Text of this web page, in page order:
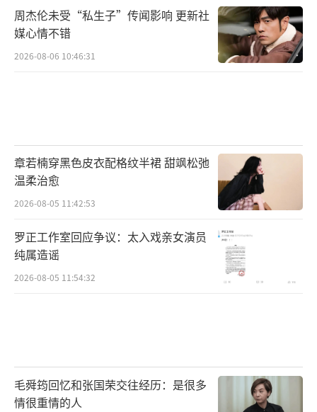
周杰伦未受“私生子”传闻影响 更新社
媒心情不错
2026-08-06 10:46:31
章若楠穿黑色皮衣配格纹半裙 甜飒松弛
温柔治愈
2026-08-05 11:42:53
罗正工作室回应争议：太入戏亲女演员
纯属造谣
2026-08-05 11:54:32
毛舜筠回忆和张国荣交往经历：是很多
情很重情的人